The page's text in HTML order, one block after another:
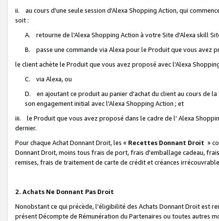
ii. au cours d'une seule session d'Alexa Shopping Action, qui
soit :
A. retourne de l'Alexa Shopping Action à votre Site d'Alexa skill
B. passe une commande via Alexa pour le Produit que vous avez
le client achète le Produit que vous avez proposé avec l'Alexa
C. via Alexa, ou
D. en ajoutant ce produit au panier d'achat du client au cours de
son engagement initial avec l'Alexa Shopping Action ; et
iii. le Produit que vous avez proposé dans le cadre de l' Alexa
dernier.
Pour chaque Achat Donnant Droit, les « Recettes Donnant Droit »
Donnant Droit, moins tous frais de port, frais d'emballage cadeau,
remises, frais de traitement de carte de crédit et créances
2. Achats Ne Donnant Pas Droit
Nonobstant ce qui précède, l'éligibilité des Achats Donnant Droit est
présent Décompte de Rémunération du Partenaires ou toutes autres